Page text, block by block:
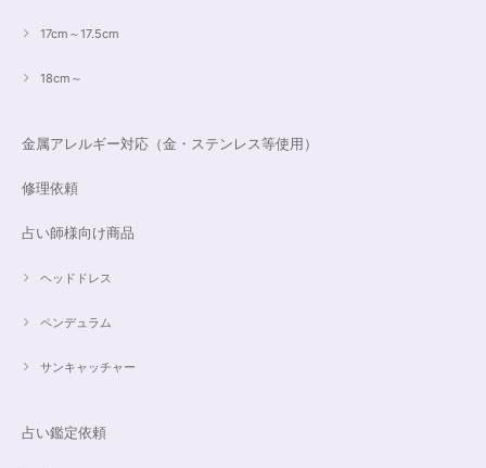
17cm～17.5cm
18cm～
金属アレルギー対応（金・ステンレス等使用）
修理依頼
占い師様向け商品
ヘッドドレス
ペンデュラム
サンキャッチャー
占い鑑定依頼